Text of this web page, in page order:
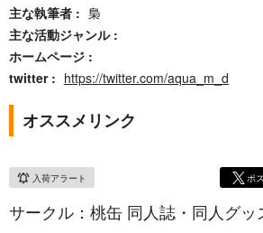
主な執筆者
梟
主な活動ジャンル
ホームページ
twitter
https://twitter.com/aqua_m_d
オススメリンク
入荷アラート ポ
サークル：桃缶 同人誌・同人グッ